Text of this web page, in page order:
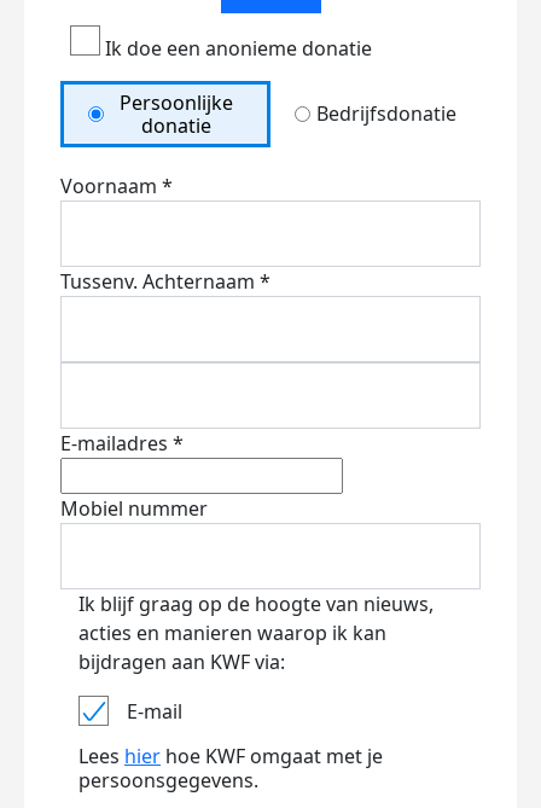
Ik doe een anonieme donatie
Persoonlijke
donatie
Bedrijfsdonatie
Voornaam *
Tussenv. Achternaam *
E-mailadres *
Mobiel nummer
Ik blijf graag op de hoogte van nieuws,
acties en manieren waarop ik kan
bijdragen aan KWF via:
E-mail
Lees hier hoe KWF omgaat met je
persoonsgegevens.